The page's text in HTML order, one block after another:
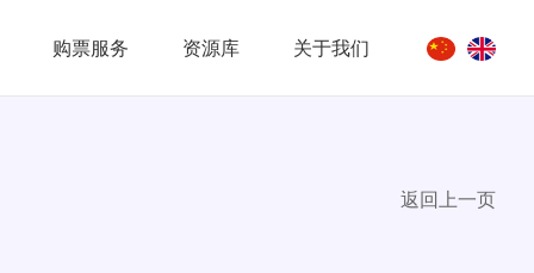
购票服务 资源库 关于我们
返回上一页